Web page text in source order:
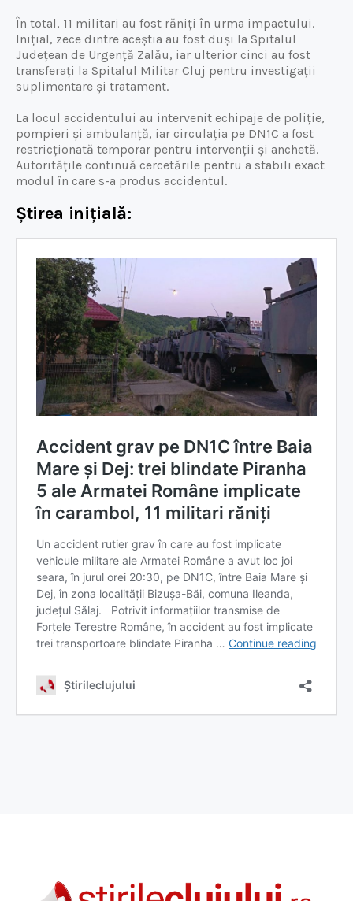
În total, 11 militari au fost răniți în urma impactului.
Inițial, zece dintre aceștia au fost duși la Spitalul
Județean de Urgență Zalău, iar ulterior cinci au fost
transferați la Spitalul Militar Cluj pentru investigații
suplimentare și tratament.
La locul accidentului au intervenit echipaje de poliție,
pompieri și ambulanță, iar circulația pe DN1C a fost
restricționată temporar pentru intervenții și anchetă.
Autoritățile continuă cercetările pentru a stabili exact
modul în care s-a produs accidentul.
Știrea inițială: